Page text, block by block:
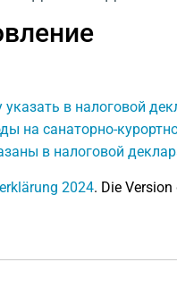
в налоговой
на санаторно-
в налоговой
2024. Die